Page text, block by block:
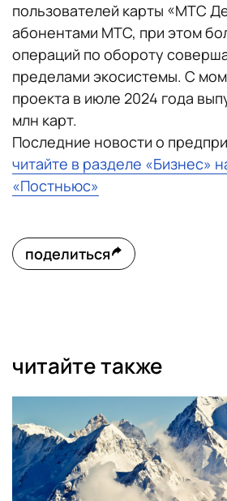
пользователей карты «МТС
абонентами МТС, при этом
операций по обороту
пределами экосистемы. С
проекта в июле 2024 года
млн карт.
Последние новости о
читайте в разделе «Бизнес»
«Постньюс»
поделиться
читайте также